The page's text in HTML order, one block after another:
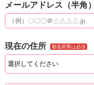
メールアドレス（半角）
現在の住所 都道府県は必須